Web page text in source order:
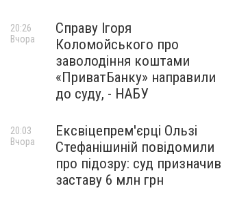
Справу Ігоря
Коломойського про
заволодіння коштами
«ПриватБанку» направили
до суду, - НАБУ
20:26
Вчора
Ексвіцепрем'єрці Ользі
Стефанішиній повідомили
про підозру: суд призначив
заставу 6 млн грн
20:03
Вчора